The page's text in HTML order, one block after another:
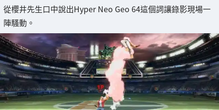
從櫻井先生口中說出Hyper Neo Geo 64這個詞讓錄影現場一
陣騷動。